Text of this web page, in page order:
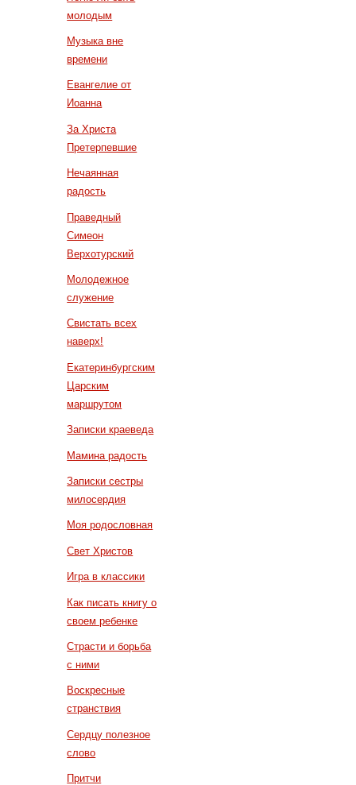
молодым
Музыка вне
времени
Евангелие от
Иоанна
За Христа
Претерпевшие
Нечаянная
радость
Праведный
Симеон
Верхотурский
Молодежное
служение
Свистать всех
наверх!
Екатеринбургским
Царским
маршрутом
Записки краеведа
Мамина радость
Записки сестры
милосердия
Моя родословная
Свет Христов
Игра в классики
Как писать книгу о
своем ребенке
Страсти и борьба
с ними
Воскресные
странствия
Сердцу полезное
слово
Притчи